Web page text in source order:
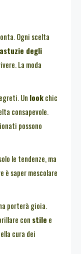
Ogni scelta
astuzie degli
La moda
Un lookchic
consapevole.
possono
le tendenze, ma
è saper mescolare
porterà gioia.
con stile e
cura dei